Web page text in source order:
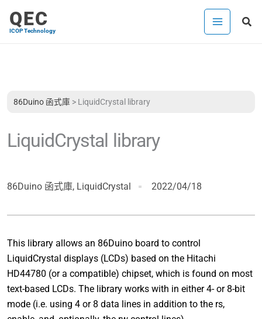
QEC
ICOP Technology
搜
86Duino 函式庫 > LiquidCrystal library
LiquidCrystal library
86Duino 函式庫, LiquidCrystal 2022/04/18
This library allows an 86Duino board to control
LiquidCrystal displays (LCDs) based on the Hitachi
HD44780 (or a compatible) chipset, which is found on most
text-based LCDs. The library works with in either 4- or 8-bit
mode (i.e. using 4 or 8 data lines in addition to the rs,